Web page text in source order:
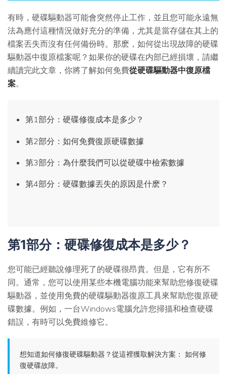
有時，硬碟驅動器可能會突然停止工作，並且您可能永遠無
法為應付這種情況做好充分的準備，尤其是當存儲在其上的
檔案丟失而沒有任何備份時。那麽，如何從出現故障的硬碟
驅動器中復原檔案呢？如果你的硬碟在内部已經損壞，請繼
續讀完此文章，你將了解如何免費從硬碟驅動器中復原檔
案。
第1部分：硬碟修復成本是多少？
第2部分：如何免費復原硬碟數據
第3部分：為什麼我們可以從硬碟中檢索數據
第4部分：硬碟數據丟失的原因是什麽？
第1部分：硬碟修復成本是多少？
您可能已經聽說修理死了的硬碟很昂貴。但是，它有所不
同。通常，您可以使用某些本機電腦功能來幫助您修復硬碟
驅動器，並使用免費的硬碟驅動器復原工具來幫助您復原硬
碟數據。例如，一台Windows電腦允許您掃描和檢查硬碟
錯誤，有時可以免費維修它。
想知道如何修復硬碟驅動器？從這裡獲取解決方案： 如何修
復硬碟故障。